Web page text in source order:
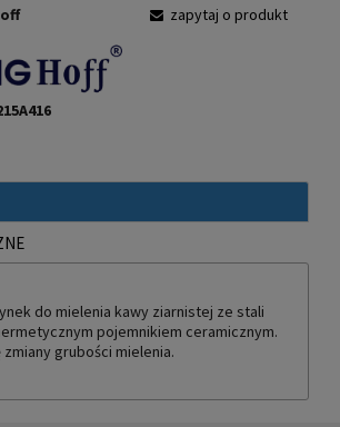
zapytaj o produkt
do mielenia kawy ziarnistej ze stali
pojemnikiem ceramicznym.
grubości mielenia.